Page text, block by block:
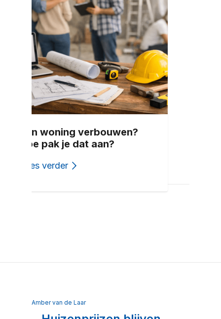
Een woning verbouwen?
Hoe pak je dat aan?
Lees verder
Amber van de Laar